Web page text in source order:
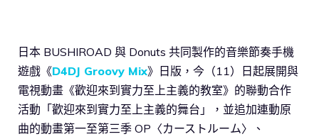
日本 BUSHIROAD 與 Donuts 共同製作的音樂節奏手機
遊戲《D4DJ Groovy Mix》日版，今（11）日起展開與
電視動畫《歡迎來到實力至上主義的教室》的聯動合作
活動「歡迎來到實力至上主義的舞台」，並追加連動原
曲的動畫第一至第三季 OP〈カーストルーム〉、